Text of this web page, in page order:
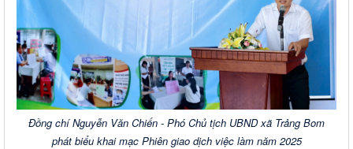
Đồng chí Nguyễn Văn Chiến - Phó Chủ tịch UBND xã Trảng Bom
phát biểu khai mạc Phiên giao dịch việc làm năm 2025